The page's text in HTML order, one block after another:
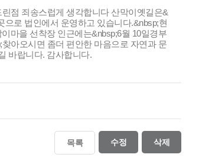
점 죄송스럽게 생각합니다 산막이옛길은&
로 법인에서 운영하고 있습니다.&nbsp;현
마을 선착장 인근에는&nbsp;6월 10일경부
아오시면 좀더 편안한 마음으로 자연과 문
바랍니다. 감사합니다.
목록 수정 삭제